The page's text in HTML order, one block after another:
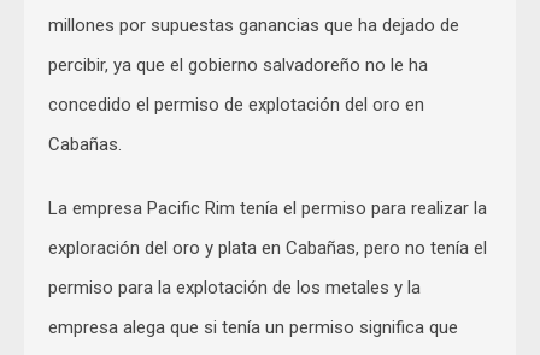
millones por supuestas ganancias que ha dejado de
percibir, ya que el gobierno salvadoreño no le ha
concedido el permiso de explotación del oro en
Cabañas.
La empresa Pacific Rim tenía el permiso para realizar la
exploración del oro y plata en Cabañas, pero no tenía el
permiso para la explotación de los metales y la
empresa alega que si tenía un permiso significa que